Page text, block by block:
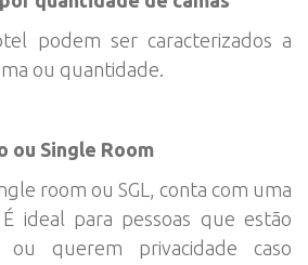
podem ser caracterizados a
ou quantidade.
ou Single Room
room ou SGL, conta com uma
ideal para pessoas que estão
ou querem privacidade caso